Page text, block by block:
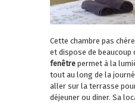
Cette chambre pas
et dispose de beaucoup
fenêtre permet à la
tout au long de la
aller sur la terrasse
déjeuner ou diner. Sa